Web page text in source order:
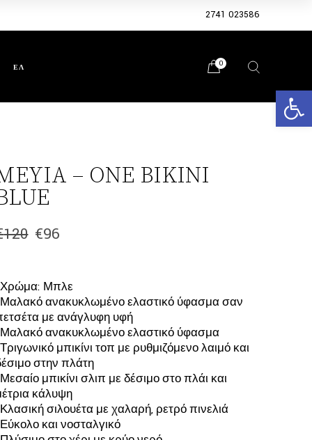
2741 023586
ΕΛ 0
– ONE BIKINI
120 €96
Μπλε
ανακυκλωμένο ελαστικό ύφασμα σαν
με ανάγλυφη υφή
ανακυκλωμένο ελαστικό ύφασμα
μπικίνι τοπ με ρυθμιζόμενο λαιμό και
στην πλάτη
μπικίνι σλιπ με δέσιμο στο πλάι και
κάλυψη
σιλουέτα με χαλαρή, ρετρό πινελιά
και νοσταλγικό